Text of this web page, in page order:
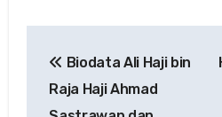
pos
Biodata Ali Haji bin
Raja Haji Ahmad